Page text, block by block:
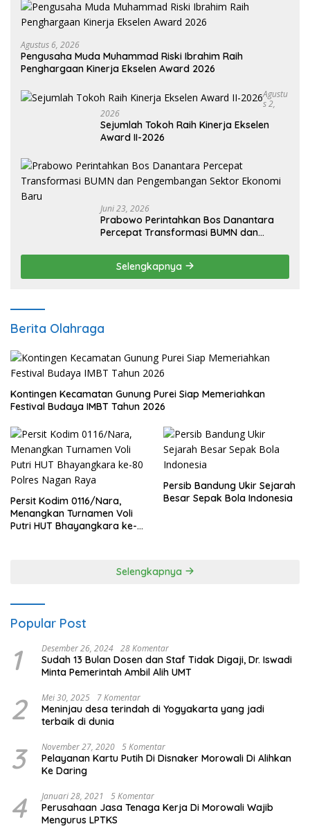
Agustus 6, 2026
Pengusaha Muda Muhammad Riski Ibrahim Raih
Penghargaan Kinerja Ekselen Award 2026
Agustu
S 2,
2026
Sejumlah Tokoh Raih Kinerja Ekselen
Award II-2026
Juni 23, 2026
Prabowo Perintahkan Bos Danantara
Percepat Transformasi BUMN dan
Selengkapnya
Berita Olahraga
Kontingen Kecamatan Gunung Purei Siap Memeriahkan
Festival Budaya IMBT Tahun 2026
Persit Kodim 0116/Nara,
Menangkan Turnamen Voli
Putri HUT Bhayangkara ke-
Persib Bandung Ukir Sejarah
Besar Sepak Bola Indonesia
Selengkapnya
Popular Post
1 Desember 26, 2024 28 Komentar
Sudah 13 Bulan Dosen dan Staf Tidak Digaji, Dr. Iswadi
Minta Pemerintah Ambil Alih UMT
2 Mei 30, 2025 7 Komentar
Meninjau desa terindah di Yogyakarta yang jadi
terbaik di dunia
3 November 27, 2020 5 Komentar
Pelayanan Kartu Putih Di Disnaker Morowali Di Alihkan
Ke Daring
4 Januari 28, 2021 5 Komentar
Perusahaan Jasa Tenaga Kerja Di Morowali Wajib
Mengurus LPTKS